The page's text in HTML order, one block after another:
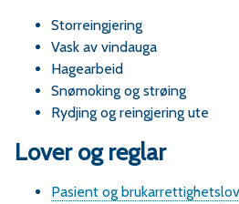
Storreingjering
Vask av vindauga
Hagearbeid
Snømoking og strøing
Rydjing og reingjering ute
Lover og reglar
Pasient og